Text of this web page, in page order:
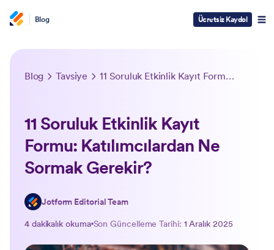
Blog Ücretsiz Kaydol
Blog Tavsiye 11 Soruluk Etkinlik Kayıt Formu: Katılımcılardan Ne Sormak Gerekir?
11 Soruluk Etkinlik Kayıt
Formu: Katılımcılardan Ne
Sormak Gerekir?
Jotform Editorial Team
4 dakikalık okuma Son Güncelleme Tarihi: 1 Aralık 2025